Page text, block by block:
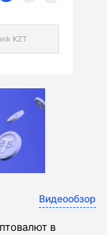
Видеообзор
в